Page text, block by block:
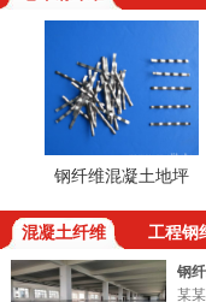
钢纤维混凝土地坪
混凝土纤维 工程钢
钢
某某